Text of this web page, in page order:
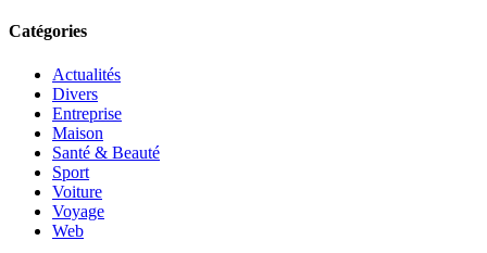
Catégories
Actualités
Divers
Entreprise
Maison
Santé & Beauté
Sport
Voiture
Voyage
Web